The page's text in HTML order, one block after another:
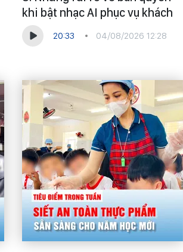
khi bật nhạc AI phục vụ khách
20:33 04/08/2026 12:28